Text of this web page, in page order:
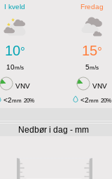
I kveld Fredag
10° 15°
10m/s 5m/s
VNV VNV
<2mm 20% <2mm 20%
Nedbør i dag - mm